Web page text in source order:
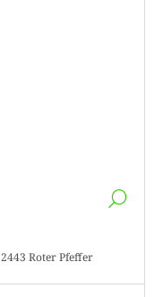
2443 Roter Pfeffer